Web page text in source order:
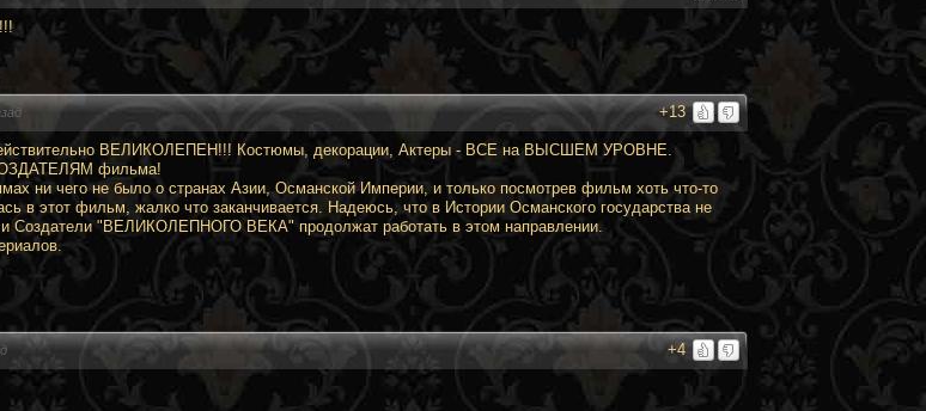
+13
ВЕЛИКОЛЕПЕН!!! Костюмы, декорации, Актеры - ВСЕ на ВЫСШЕМ УРОВНЕ.
фильма!
ни чего не было о странах Азии, Османской Империи, и только посмотрев фильм хоть что-то
в этот фильм, жалко что заканчивается. Надеюсь, что в Истории Османского государства не
Создатели "ВЕЛИКОЛЕПНОГО ВЕКА" продолжат работать в этом направлении.
+4